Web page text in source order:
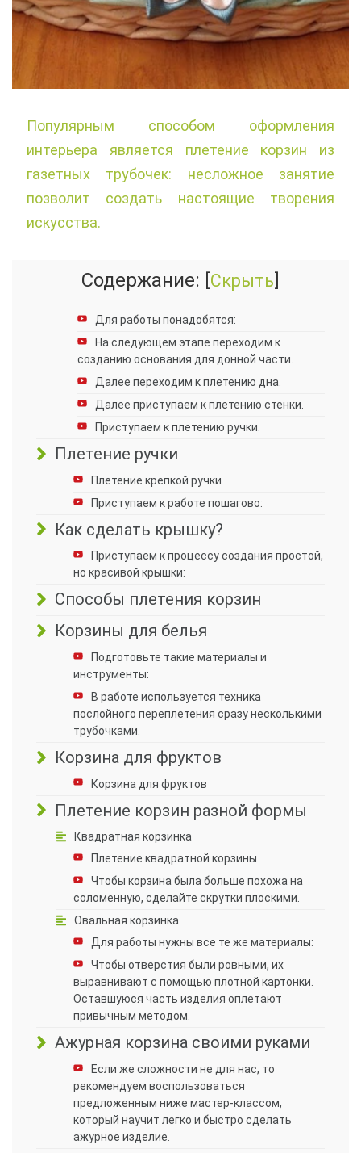
Популярным способом оформления
интерьера является плетение корзин из
газетных трубочек: несложное занятие
позволит создать настоящие творения
искусства.
Содержание: Скрыть
Для работы понадобятся:
На следующем этапе переходим к
созданию основания для донной части.
Далее переходим к плетению дна.
Далее приступаем к плетению стенки.
Приступаем к плетению ручки.
Плетение ручки
Плетение крепкой ручки
Приступаем к работе пошагово:
Как сделать крышку?
Приступаем к процессу создания простой,
но красивой крышки:
Способы плетения корзин
Корзины для белья
Подготовьте такие материалы и
инструменты:
В работе используется техника
послойного переплетения сразу несколькими
трубочками.
Корзина для фруктов
Корзина для фруктов
Плетение корзин разной формы
Квадратная корзинка
Плетение квадратной корзины
Чтобы корзина была больше похожа на
соломенную, сделайте скрутки плоскими.
Овальная корзинка
Для работы нужны все те же материалы:
Чтобы отверстия были ровными, их
выравнивают с помощью плотной картонки.
Оставшуюся часть изделия оплетают
привычным методом.
Ажурная корзина своими руками
Если же сложности не для нас, то
рекомендуем воспользоваться
предложенным ниже мастер-классом,
который научит легко и быстро сделать
ажурное изделие.